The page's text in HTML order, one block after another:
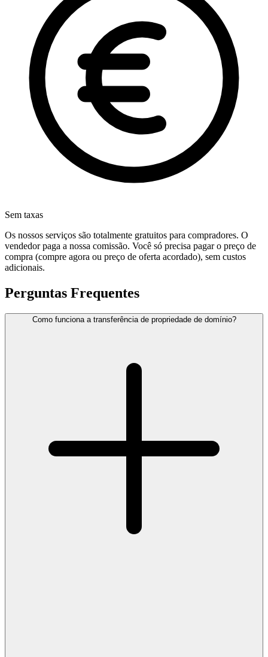
Sem taxas
Os nossos serviços são totalmente gratuitos para compradores. O
vendedor paga a nossa comissão. Você só precisa pagar o preço de
compra (compre agora ou preço de oferta acordado), sem custos
adicionais.
Perguntas Frequentes
Como funciona a transferência de propriedade de domínio?